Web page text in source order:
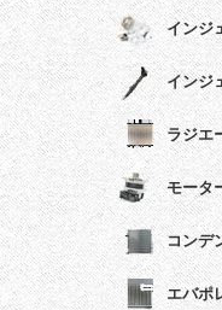
インジ
インジ
ラジエ
モータ
コンデ
エバポ